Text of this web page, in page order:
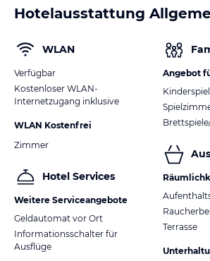
Hotelausstattung
WLAN
Verfügbar
Kostenloser WLAN-
Internetzugang inklusive
WLAN Kostenfrei
Zimmer
Hotel Services
Weitere Serviceangebote
Geldautomat vor Ort
Informationsschalter für
Ausflüge
Angebot
Terrasse